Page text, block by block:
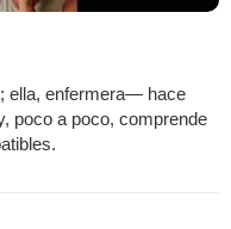
ella, enfermera— hace
poco a poco, comprende